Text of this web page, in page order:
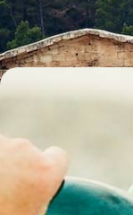
13 jours, de 2700 à 3700 €
Road-trip foodie
marchés de
Croquer la Sicile à
menant au plus près
10 jours, de 2800 à 3800 €